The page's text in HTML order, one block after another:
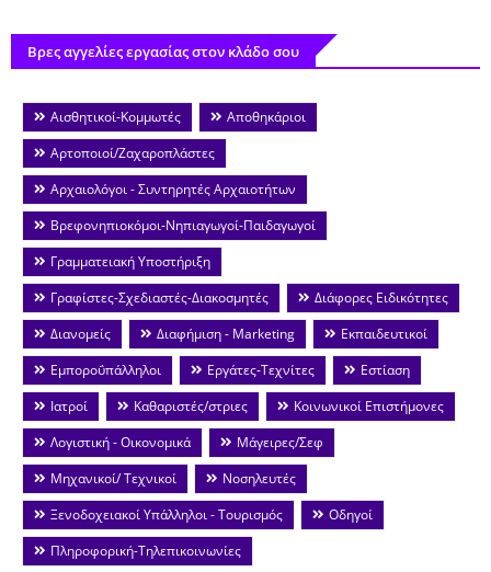
Βρες αγγελίες εργασίας στον κλάδο σου
Αισθητικοί-Κομμωτές
Αποθηκάριοι
Αρτοποιοί/Ζαχαροπλάστες
Αρχαιολόγοι - Συντηρητές Αρχαιοτήτων
Βρεφονηπιοκόμοι-Νηπιαγωγοί-Παιδαγωγοί
Γραμματειακή Υποστήριξη
Γραφίστες-Σχεδιαστές-Διακοσμητές
Διάφορες Ειδικότητες
Διανομείς
Διαφήμιση - Marketing
Εκπαιδευτικοί
Εμποροΰπάλληλοι
Εργάτες-Τεχνίτες
Εστίαση
Ιατροί
Καθαριστές/στριες
Κοινωνικοί Επιστήμονες
Λογιστική - Οικονομικά
Μάγειρες/Σεφ
Μηχανικοί/ Τεχνικοί
Νοσηλευτές
Ξενοδοχειακοί Υπάλληλοι - Τουρισμός
Οδηγοί
Πληροφορική-Τηλεπικοινωνίες